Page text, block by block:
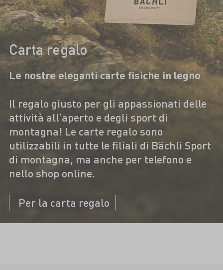
Carta regalo
Le nostre eleganti carte fisiche in legno
Il regalo giusto per gli appassionati delle
attività all’aperto e degli sport di
montagna! Le carte regalo sono
utilizzabili in tutte le filiali di Bächli Sport
di montagna, ma anche per telefono e
nello shop online.
Per la carta regalo